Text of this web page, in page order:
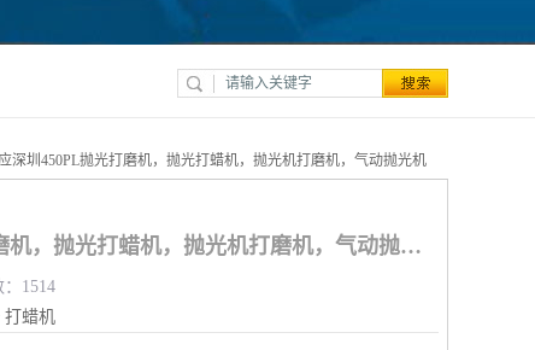
深圳450PL抛光打磨机，抛光打蜡机，抛光机打磨机，气动抛光机
供应深圳450PL抛光打磨机，抛光打蜡机，抛光机打磨机，气动抛光机
1514
打蜡机